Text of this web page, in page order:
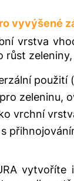
vyvýšené
vrstva
růst
použití
zeleninu,
vrchní